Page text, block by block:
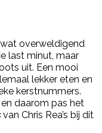
overweldigend
last minut, maar
uit. Een mooi
lekker eten en
kerstnummers.
daarom pas het
van Chris Rea’s bij dit